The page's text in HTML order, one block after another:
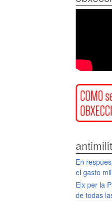
En
el gasto
Elx per la
de todas